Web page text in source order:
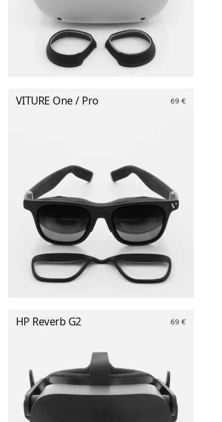
VITURE One / Pro 69 €
HP Reverb G2 69 €